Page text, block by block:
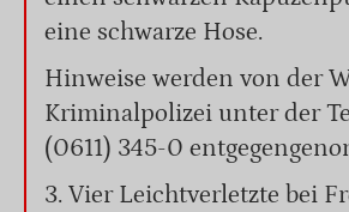
eine schwarze Hose.
Hinweise werden von der
Kriminalpolizei unter der
(0611) 345-0
3. Vier Leichtverletzte bei